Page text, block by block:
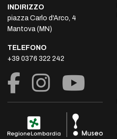
INDIRIZZO
piazza Carlo d'Arco, 4
Mantova (MN)
TELEFONO
+39 0376 322 242